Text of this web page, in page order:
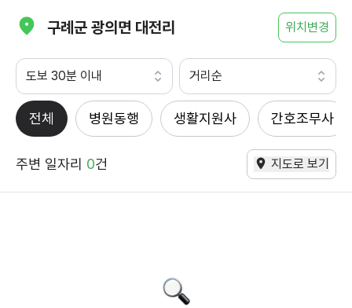
구례군 광의면 대전리 위치변경
도보 30분 이내 거리순
전체 병원동행 생활지원사 간호조무사
주변 일자리 0건 지도로 보기